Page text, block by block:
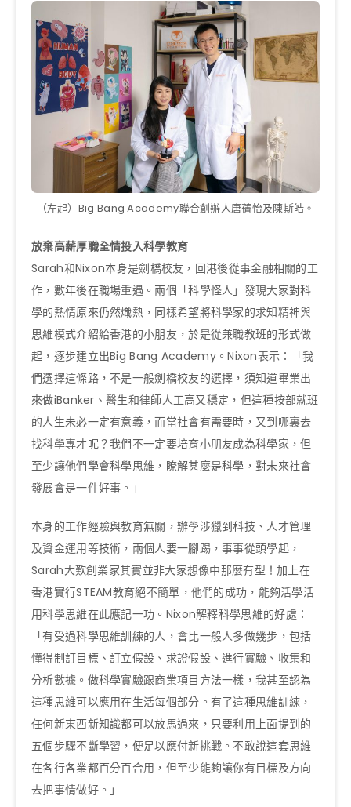
（左起）Big Bang Academy聯合創辦人唐蒨怡及陳斯皓。
放棄高薪厚職全情投入科學教育
Sarah和Nixon本身是劍橋校友，回港後從事金融相關的工
作，數年後在職場重遇。兩個「科學怪人」發現大家對科
學的熱情原來仍然熾熱，同樣希望將科學家的求知精神與
思維模式介紹給香港的小朋友，於是從兼職教班的形式做
起，逐步建立出Big Bang Academy。Nixon表示：「我
們選擇這條路，不是一般劍橋校友的選擇，須知道畢業出
來做iBanker、醫生和律師人工高又穩定，但這種按部就班
的人生未必一定有意義，而當社會有需要時，又到哪裏去
找科學專才呢？我們不一定要培育小朋友成為科學家，但
至少讓他們學會科學思維，瞭解甚麼是科學，對未來社會
發展會是一件好事。」
本身的工作經驗與教育無關，辦學涉獵到科技、人才管理
及資金運用等技術，兩個人要一腳踢，事事從頭學起，
Sarah大歎創業家其實並非大家想像中那麼有型！加上在
香港實行STEAM教育絕不簡單，他們的成功，能夠活學活
用科學思維在此應記一功。Nixon解釋科學思維的好處：
「有受過科學思維訓練的人，會比一般人多做幾步，包括
懂得制訂目標、訂立假設、求證假設、進行實驗、收集和
分析數據。做科學實驗跟商業項目方法一樣，我甚至認為
這種思維可以應用在生活每個部分。有了這種思維訓練，
任何新東西新知識都可以放馬過來，只要利用上面提到的
五個步驟不斷學習，便足以應付新挑戰。不敢說這套思維
在各行各業都百分百合用，但至少能夠讓你有目標及方向
去把事情做好。」